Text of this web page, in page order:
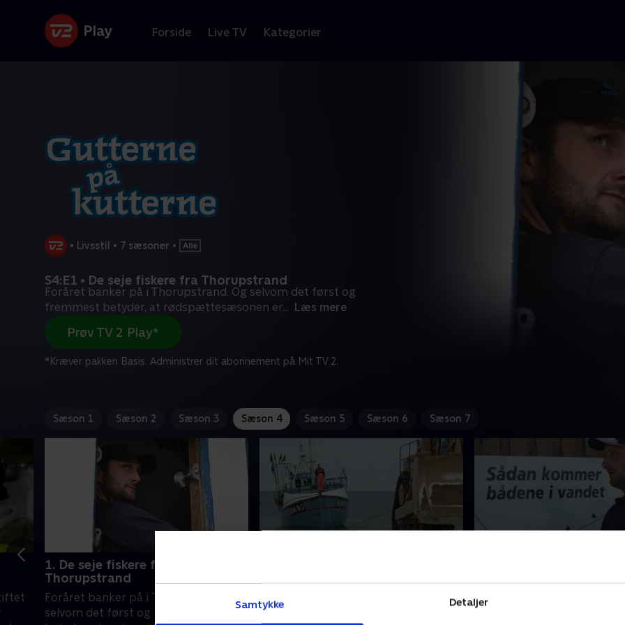
Samtykke Detaljer
Forside Live TV Kategorier
• Livsstil • 7 sæsoner •
S4:E1 • De seje fiskere fra Thorupstrand
Foråret banker på i Thorupstrand. Og selvom det først og
fremmest betyder, at rødspættesæsonen er... Læs mere
Prøv TV 2 Play*
*Kræver pakken Basis. Administrer dit abonnement på Mit TV 2.
Sæson 1 Sæson 2 Sæson 3 Sæson 4 Sæson 5 Sæson 6 Sæson 7
1. De seje fiskere fra
Thorupstrand
Foråret banker på i Thorupstrand. Og
selvom det først og fremmest
Brødrene Jan og Jonny, der til daglig
fisker fra kystbåden HM93, er
kystfiskerbåde i